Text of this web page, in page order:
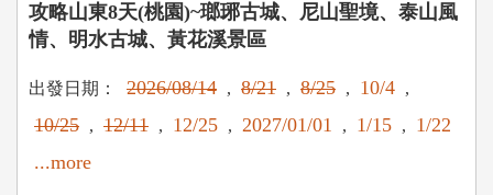
攻略山東8天(桃園)~瑯琊古城、尼山聖境、泰山風
情、明水古城、黃花溪景區
出發日期： 2026/08/14 , 8/21 , 8/25 , 10/4 ,
10/25 , 12/11 , 12/25 , 2027/01/01 , 1/15 ,
1/22
...more